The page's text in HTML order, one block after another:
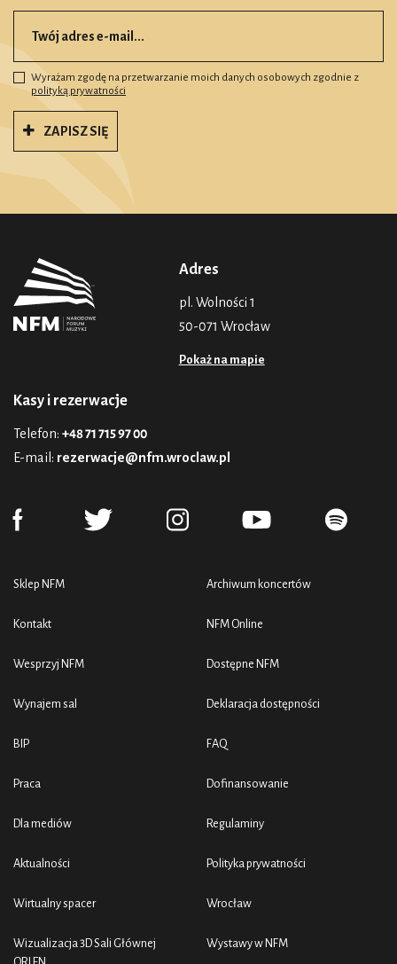
Wyrażam zgodę na przetwarzanie moich danych osobowych zgodnie z
polityką prywatności
ZAPISZ SIĘ
Adres
pl. Wolności 1
50-071 Wrocław
Pokaż na mapie
Kasy i rezerwacje
Telefon: +48 71 715 97 00
E-mail: rezerwacje@nfm.wroclaw.pl
Sklep NFM
Kontakt
Wesprzyj NFM
Wynajem sal
BIP
Praca
Dla mediów
Aktualności
Wirtualny spacer
Wizualizacja 3D Sali Głównej
Archiwum koncertów
NFM Online
Dostępne NFM
Deklaracja dostępności
FAQ
Dofinansowanie
Regulaminy
Polityka prywatności
Wrocław
Wystawy w NFM